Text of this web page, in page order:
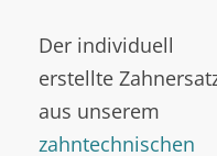
Der individuell
erstellte
aus unserem
zahntechnischen